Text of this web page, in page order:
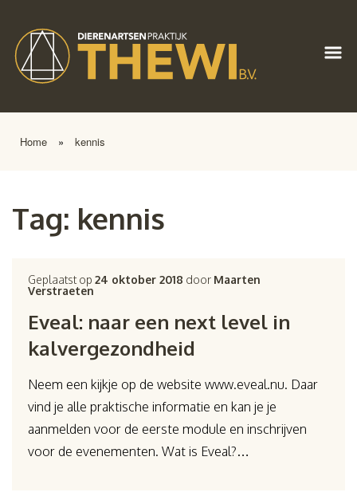
Home » kennis
Tag: kennis
Geplaatst op24 oktober 2018 door Maarten
Verstraeten
Eveal: naar een next level in
kalvergezondheid
Neem een kijkje op de website www.eveal.nu. Daar
vind je alle praktische informatie en kan je je
aanmelden voor de eerste module en inschrijven
voor de evenementen. Wat is Eveal?…